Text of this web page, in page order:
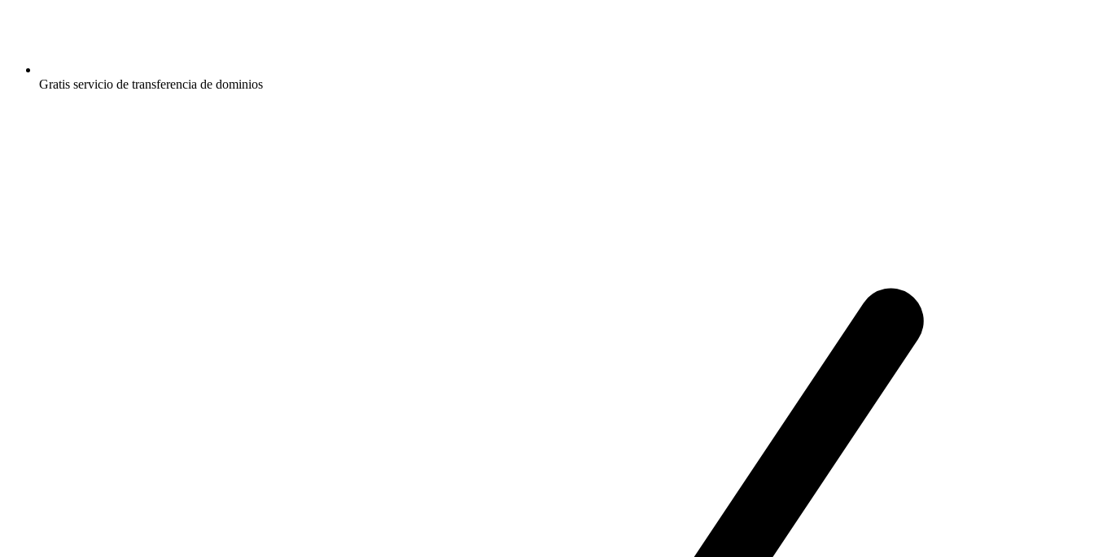
Gratis servicio de transferencia de dominios